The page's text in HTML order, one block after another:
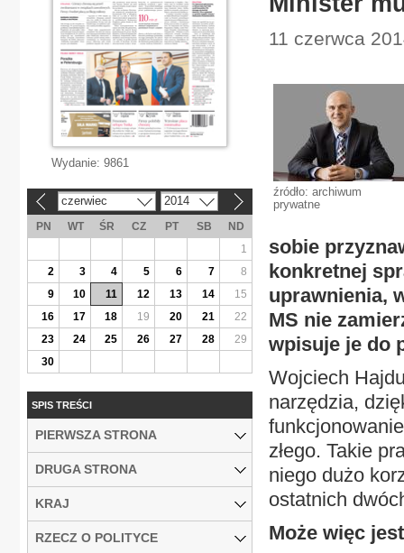
11 czerwca
źródło: archiwum
prywatne
sobie
konkretnej
uprawnienia,
MS nie
wpisuje je do
Wojciech
narzędzia,
złego. Takie
niego dużo
ostatnich
Może więc jest
Wydanie: 9861
czerwiec 2014
PN WT ŚR CZ PT SB
ND
1
2
3 4 5 6 7
8
9
10 11 12 13 14
15
16
17 18 19 20 21
22
23
24 25 26 27 28
29
30
SPIS TREŚCI
PIERWSZA STRONA
DRUGA STRONA
KRAJ
RZECZ O POLITYCE